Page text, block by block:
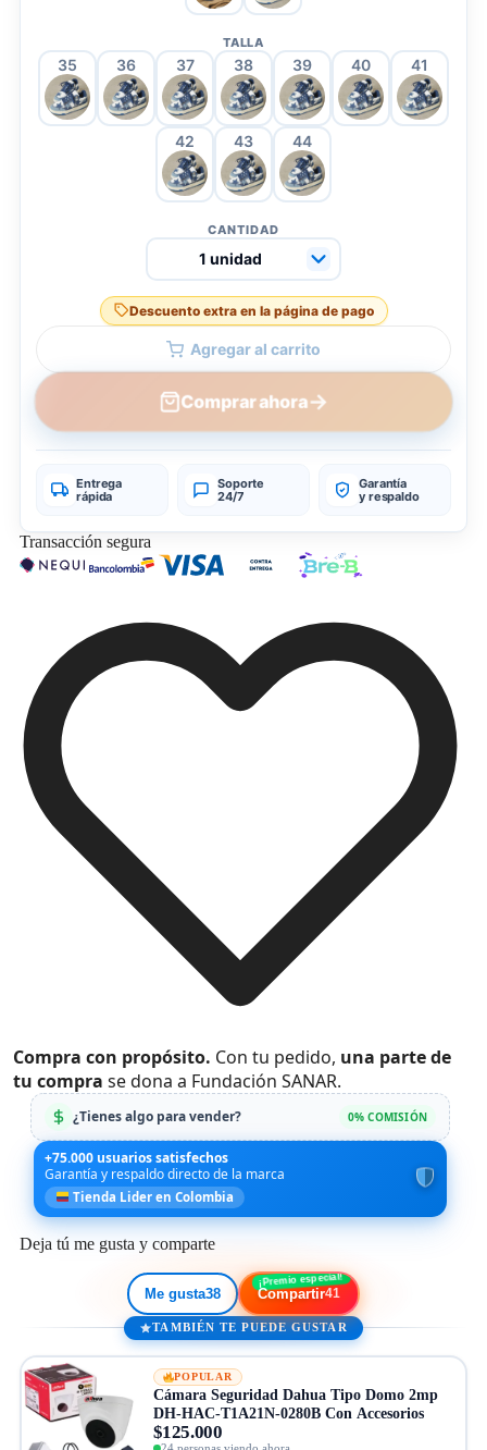
TALLA
35 36 37 38 39 40 41
42 43 44
CANTIDAD
Descuento extra en la página de pago
Agregar al carrito
Comprar ahora→
Entrega
rápida
Soporte
24/7
Garantía
y respaldo
Transacción segura
Compra con propósito. Con tu pedido, una parte de
tu compra se dona a Fundación SANAR.
¿Tienes algo para vender? 0% COMISIÓN
+75.000 usuarios satisfechos
Garantía y respaldo directo de la marca
Tienda Lider en Colombia
Deja tú me gusta y comparte
Me gusta38 Compartir41
TAMBIÉN TE PUEDE GUSTAR
POPULAR
Cámara Seguridad Dahua Tipo Domo 2mp
DH-HAC-T1A21N-0280B Con Accesorios
$125.000